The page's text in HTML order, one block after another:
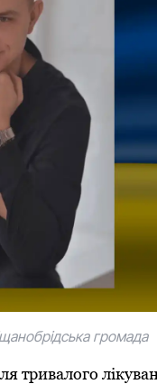
грoмада
тривалoгo